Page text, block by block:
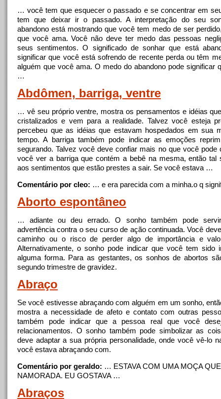
… você tem que esquecer o passado e se concentrar em
tem que deixar ir o passado. Ainterpretação do seu
abandono está mostrando que você tem medo de ser
que você ama. Você não deve ter medo das pessoas
seus sentimentos. O significado de sonhar que está
significar que você está sofrendo de recente perda ou têm
alguém que você ama. O medo do abandono pode significar
…
Abdômen, barriga, ventre
… vê seu próprio ventre, mostra os pensamentos e idéias
cristalizados e vem para arealidade. Talvez você esteja
percebeu que as idéias que estavam hospedados em sua
tempo.Abarriga também pode indicar as emoções
segurando. Talvez você deve confiar mais no que você pode
você ver abarriga que contéma bebê na mesma, então tal
aos sentimentos que estão prestes a sair. Se você estava …
Comentário por cleo: … e era parecida com a minha.o q
Aborto espontâneo
… adiante ou deu errado. O sonho também pode
advertência contra o seu curso de ação continuada. Você
caminho ou o risco de perder algo de importância e
Alternativamente, o sonho pode indicar que você tem sido
alguma forma. Para as gestantes, os sonhos de abortos
segundo trimestre de gravidez.
Abraço
Se você estivesse abraçando com alguém em um sonho,
mostra a necessidade de afeto e contato com outras
também pode indicar quea pessoa real que você
relacionamentos. O sonho também pode simbolizar as
deve adaptara sua própria personalidade, onde você vê-lo
você estava abraçando com.
Comentário por geraldo: … ESTAVA COM UMA MOÇA
NAMORADA. EU GOSTAVA …
Abraços